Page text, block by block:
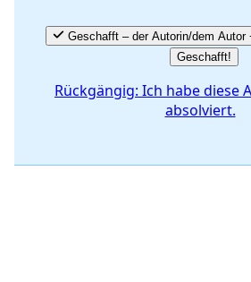
Geschafft – der Autorin/dem Autor
Geschafft!
Rückgängig: Ich habe diese
absolviert.